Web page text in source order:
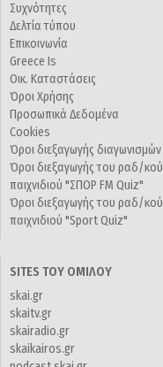
Συχνότητες
Δελτία τύπου
Επικοινωνία
Greece Is
Οικ. Καταστάσεις
Όροι Χρήσης
Προσωπικά Δεδομένα
Cookies
Όροι διεξαγωγής διαγωνισμών
Όροι διεξαγωγής του ραδ/κού
παιχνιδιού "ΣΠΟΡ FM Quiz"
Όροι διεξαγωγής του ραδ/κού
παιχνιδιού "Sport Quiz"
SITES ΤΟΥ ΟΜΙΛΟΥ
skai.gr
skaitv.gr
skairadio.gr
skaikairos.gr